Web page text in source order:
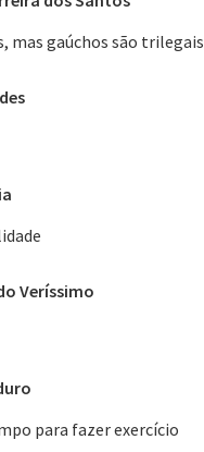
mas gaúchos são trilegais
Veríssimo
para fazer exercício